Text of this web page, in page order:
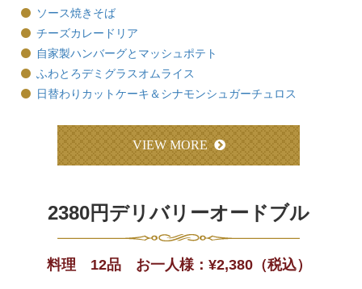
ソース焼きそば
チーズカレードリア
自家製ハンバーグとマッシュポテト
ふわとろデミグラスオムライス
日替わりカットケーキ＆シナモンシュガーチュロス
VIEW MORE
2380円デリバリーオードブル
料理 12品 お一人様： ¥2,380（税込）